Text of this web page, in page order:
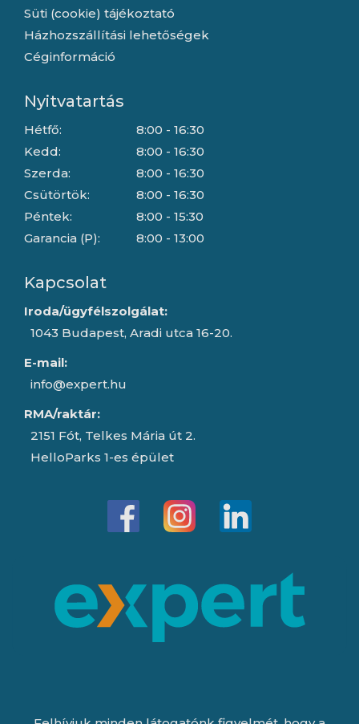
Süti (cookie) tájékoztató
Házhozszállítási lehetőségek
Céginformáció
Nyitvatartás
Hétfő:
Kedd:
Szerda:
Csütörtök:
Péntek:
Garancia (P):
8:00 - 16:30
8:00 - 16:30
8:00 - 16:30
8:00 - 16:30
8:00 - 15:30
8:00 - 13:00
Kapcsolat
Iroda/ügyfélszolgálat:
1043 Budapest, Aradi utca 16-20.
E-mail:
info@expert.hu
RMA/raktár:
2151 Fót, Telkes Mária út 2.
HelloParks 1-es épület